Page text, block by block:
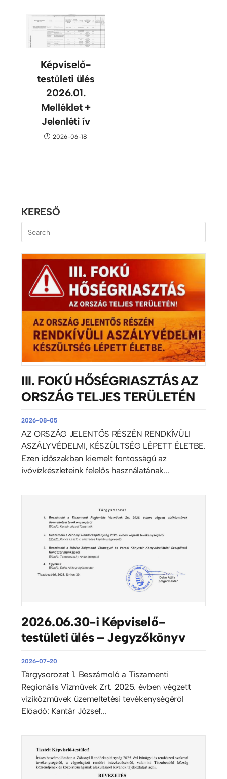
Képviselő-
testületi ülés
2026.01.
Melléklet +
Jelenléti ív
2026-06-18
KERESŐ
III. FOKÚ HŐSÉGRIASZTÁS AZ
ORSZÁG TELJES TERÜLETÉN
2026-08-05
AZ ORSZÁG JELENTŐS RÉSZÉN RENDKÍVÜLI
ASZÁLYVÉDELMI, KÉSZÜLTSÉG LÉPETT ÉLETBE.
Ezen időszakban kiemelt fontosságú az
ivóvízkészleteink felelős használatának...
2026.06.30-i Képviselő-
testületi ülés – Jegyzőkönyv
2026-07-20
Tárgysorozat 1. Beszámoló a Tiszamenti
Regionális Vízművek Zrt. 2025. évben végzett
viziközművek üzemeltetési tevékenységéről
Előadó: Kantár József...